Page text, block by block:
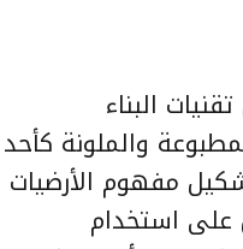
البناء
والملونة كأحد
مفهوم الأرضيات
على استخدام